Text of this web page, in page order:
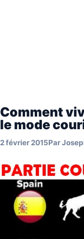
Comment
le mode
2 février 2015Par